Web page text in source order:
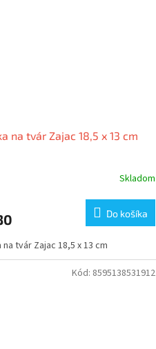
na tvár Zajac 18,5 x 13 cm
Skladom
Do košíka
na tvár Zajac 18,5 x 13 cm
Kód: 8595138531912